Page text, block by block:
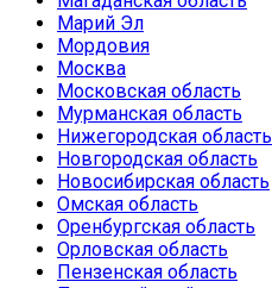
Марий Эл
Мордовия
Москва
Московская область
Мурманская область
Нижегородская область
Новгородская область
Новосибирская область
Омская область
Оренбургская область
Орловская область
Пензенская область